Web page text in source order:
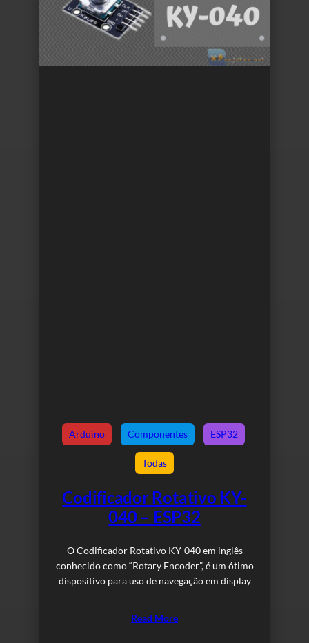
Arduino Componentes ESP32
Todas
Codificador Rotativo KY-
040 – ESP32
O Codificador Rotativo KY-040 em inglês
conhecido como “Rotary Encoder”, é um ótimo
dispositivo para uso de navegação em display
Read More